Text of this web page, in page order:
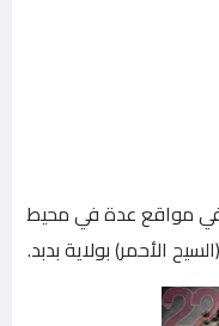
في مواقع عدة في محيط
الأحمر) بولاية بدبد.